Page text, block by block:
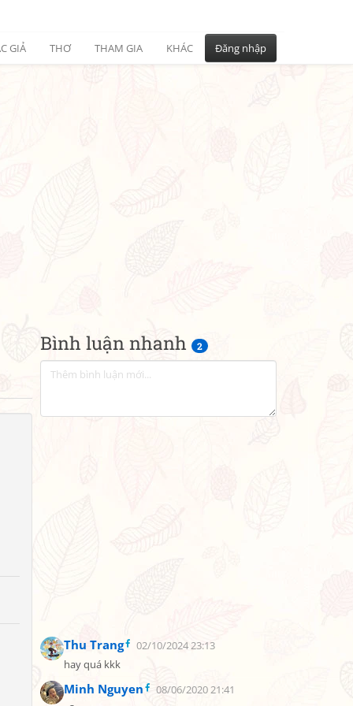
GIẢ THƠ THAM GIA KHÁC Đăng nhập
Bình luận nhanh 2
Thu Trang
02/10/2024 23:13
hay quá kkk
Minh Nguyen
08/06/2020 21:41